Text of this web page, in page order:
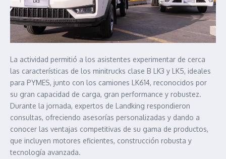
La actividad permitió a los asistentes experimentar de cerca
las características de los minitrucks clase B LK3 y LK5, ideales
para PYMES, junto con los camiones LK614, reconocidos por
su gran capacidad de carga, gran performance y robustez.
Durante la jornada, expertos de Landking respondieron
consultas, ofreciendo asesorías personalizadas y dando a
conocer las ventajas competitivas de su gama de productos,
que incluyen motores eficientes, construcción robusta y
tecnología avanzada.